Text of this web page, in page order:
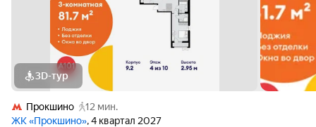
3D-тур
Прокшино
12 мин.
ЖК «Прокшино», 4 квартал 2027